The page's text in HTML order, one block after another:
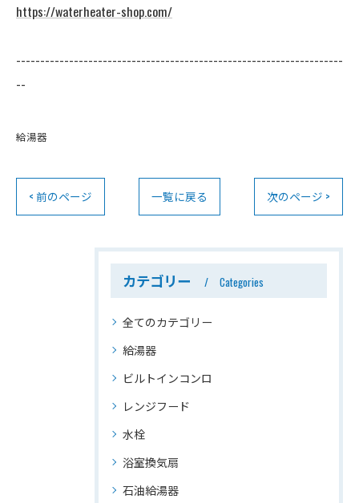
https://waterheater-shop.com/
--------------------------------------------------------------------
--
給湯器
< 前のページ 一覧に戻る 次のページ >
カテゴリー Categories
全てのカテゴリー
給湯器
ビルトインコンロ
レンジフード
水栓
浴室換気扇
石油給湯器